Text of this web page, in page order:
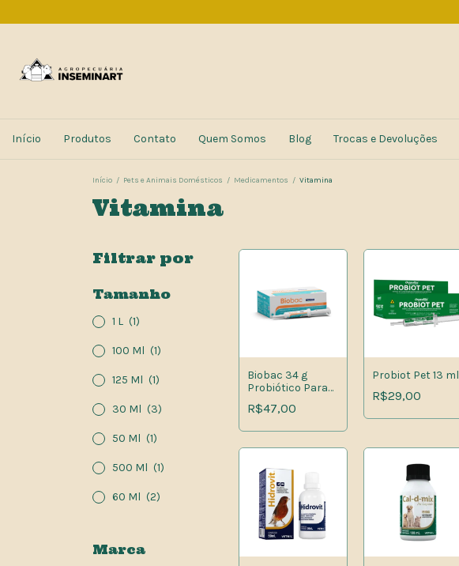
Início Produtos Contato Quem Somos Blog Trocas e Devoluções
Início / Pets e Animais Domésticos / Medicamentos / Vitamina
Vitamina
Filtrar por
Tamanho
1 L (1)
100 Ml (1)
125 Ml (1)
30 Ml (3)
50 Ml (1)
500 Ml (1)
60 Ml (2)
Marca
Biobac 34 g
Probiótico Para
Ruminantes
R$47,00
Probiot Pet 13 ml
R$29,00